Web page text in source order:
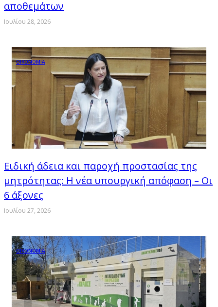
αποθεμάτων
Ιουλίου 28, 2026
ΟΙΚΟΝΟΜΙΑ
Ειδική άδεια και παροχή προστασίας της
μητρότητας: Η νέα υπουργική απόφαση – Οι
6 άξονες
Ιουλίου 27, 2026
ΟΙΚΟΝΟΜΙΑ